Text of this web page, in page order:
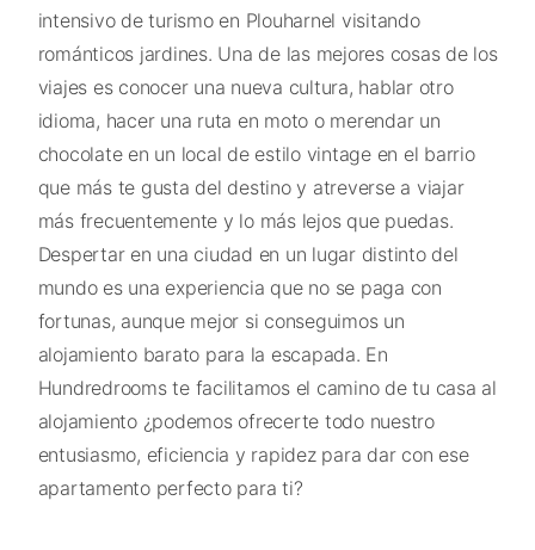
intensivo de turismo en Plouharnel visitando
románticos jardines. Una de las mejores cosas de los
viajes es conocer una nueva cultura, hablar otro
idioma, hacer una ruta en moto o merendar un
chocolate en un local de estilo vintage en el barrio
que más te gusta del destino y atreverse a viajar
más frecuentemente y lo más lejos que puedas.
Despertar en una ciudad en un lugar distinto del
mundo es una experiencia que no se paga con
fortunas, aunque mejor si conseguimos un
alojamiento barato para la escapada. En
Hundredrooms te facilitamos el camino de tu casa al
alojamiento ¿podemos ofrecerte todo nuestro
entusiasmo, eficiencia y rapidez para dar con ese
apartamento perfecto para ti?